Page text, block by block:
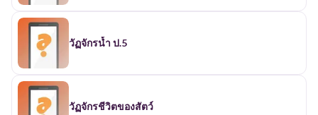
วัฏจักรน้ำ ป.5
วัฏจักรชีวิตของสัตว์